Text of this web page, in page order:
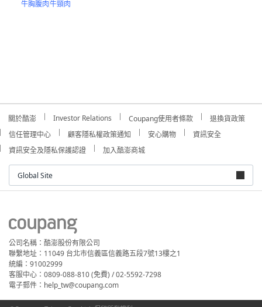
牛胸腹肉牛頸肉
關於酷澎 Investor Relations Coupang使用者條款
退換貨政策
信任管理中心
顧客隱私權政策通知 安心購物
資訊安全
資訊安全及隱私保護認證
加入酷澎商城
Global Site
公司名稱：酷澎股份有限公司
聯繫地址：11049 台北市信義區信義路五段7號13樓之1
統編：91002999
客服中心：0809-088-810 (免費) / 02-5592-7298
電子郵件：help_tw@coupang.com